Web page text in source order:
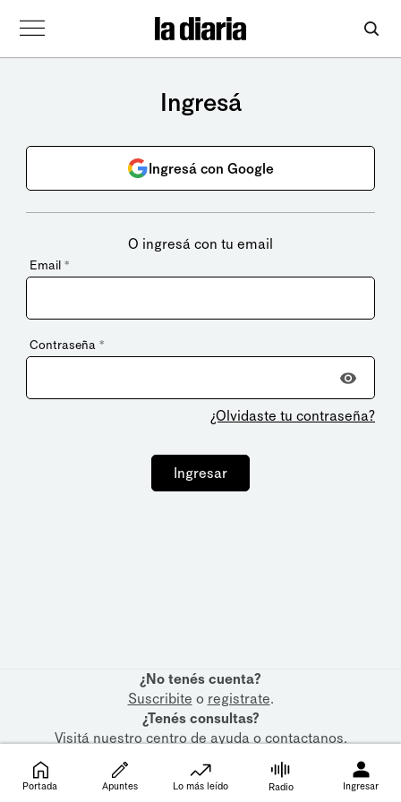
Ingresá
Ingresá con Google
O ingresá con tu email
Email *
Contraseña *
¿Olvidaste tu contraseña?
Ingresar
¿No tenés cuenta?
Suscribite o registrate.
¿Tenés consultas?
Visitá nuestrocentro de ayudaocontactanos.
Portada Apuntes Lo más leído Radio Ingresar